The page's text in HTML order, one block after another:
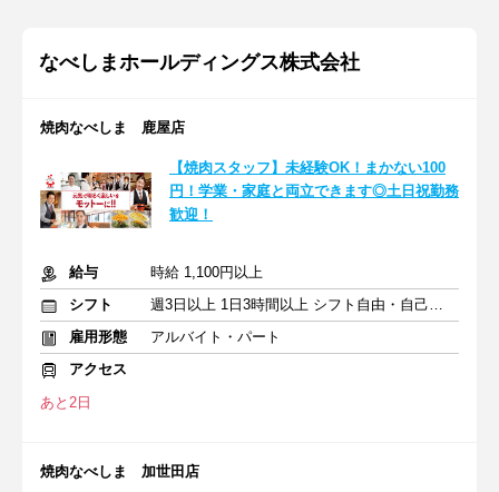
なべしまホールディングス株式会社
焼肉なべしま 鹿屋店
【焼肉スタッフ】未経験OK！まかない100
円！学業・家庭と両立できます◎土日祝勤務
歓迎！
給与
時給 1,100円以上
シフト
週3日以上 1日3時間以上 シフト自由・自己申告
雇用形態
アルバイト・パート
アクセス
あと2日
焼肉なべしま 加世田店